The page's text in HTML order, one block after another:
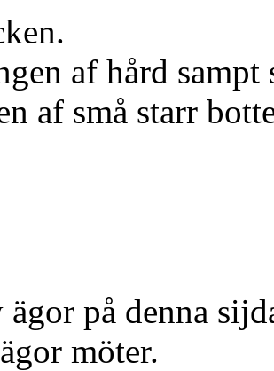
af hård sampt
af små starr
på denna
möter.